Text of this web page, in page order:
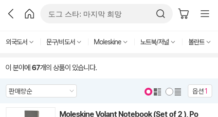
외국도서 문구/비도서 Moleskine 노트북/저널 볼란트
이 분야에 67개의 상품이 있습니다.
옵션1
Moleskine Volant Notebook (Set of 2 ), Po